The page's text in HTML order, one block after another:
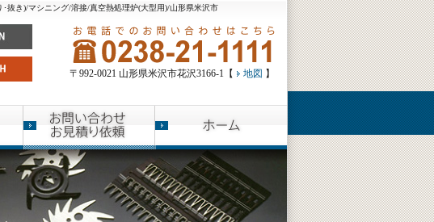
抜き)/マシニング/溶接/真空熱処理炉(大型用)/山形県米沢市
〒992-0021 山形県米沢市花沢3166-1【 地図 】